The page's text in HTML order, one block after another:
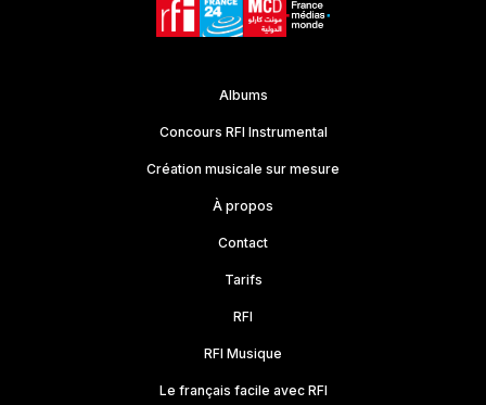
Albums
Concours RFI Instrumental
Création musicale sur mesure
À propos
Contact
Tarifs
RFI
RFI Musique
Le français facile avec RFI